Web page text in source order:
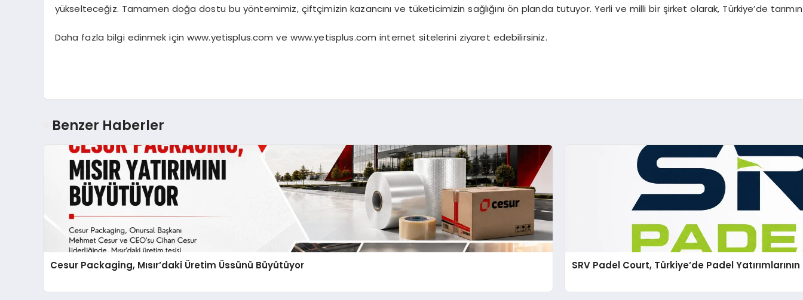
yükselteceğiz. Tamamen doğa dostu bu yöntemimiz, çiftçimizin kazancını ve tüketicimizin sağlığını ön planda tutuyor. Yerli ve milli bir şirket olarak, Türkiye’de
Daha fazla bilgi edinmek için www.yetisplus.com ve www.yetisplus.com internet sitelerini ziyaret edebilirsiniz.
Benzer Haberler
Cesur Packaging, Mısır’daki Üretim Üssünü Büyütüyor SRV Padel Court, Türkiye’de Padel